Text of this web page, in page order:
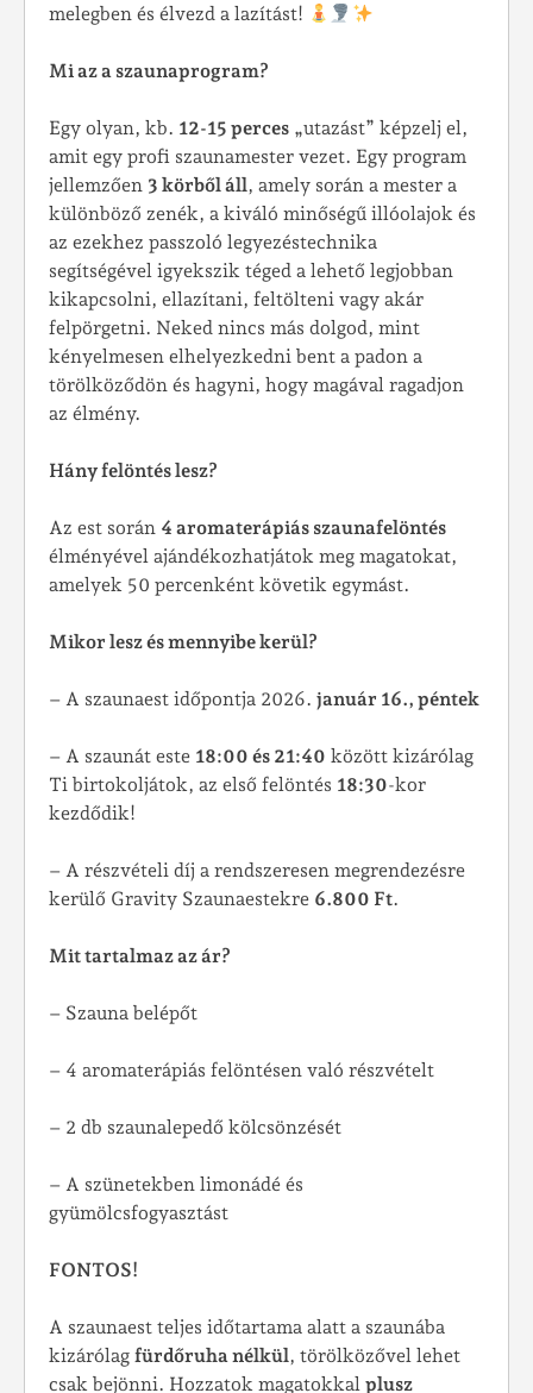
melegben és élvezd a lazítást!
Mi az a szaunaprogram?
Egy olyan, kb. 12-15 perces „utazást” képzelj el,
amit egy profi szaunamester vezet. Egy program
jellemzően 3 körből áll, amely során a mester a
különböző zenék, a kiváló minőségű illóolajok és
az ezekhez passzoló legyezéstechnika
segítségével igyekszik téged a lehető legjobban
kikapcsolni, ellazítani, feltölteni vagy akár
felpörgetni. Neked nincs más dolgod, mint
kényelmesen elhelyezkedni bent a padon a
törölköződön és hagyni, hogy magával ragadjon
az élmény.
Hány felöntés lesz?
Az est során 4 aromaterápiás szaunafelöntés
élményével ajándékozhatjátok meg magatokat,
amelyek 50 percenként követik egymást.
Mikor lesz és mennyibe kerül?
– A szaunaest időpontja 2026. január 16., péntek
– A szaunát este 18:00 és 21:40 között kizárólag
Ti birtokoljátok, az első felöntés 18:30-kor
kezdődik!
– A részvételi díj a rendszeresen megrendezésre
kerülő Gravity Szaunaestekre 6.800 Ft.
Mit tartalmaz az ár?
– Szauna belépőt
– 4 aromaterápiás felöntésen való részvételt
– 2 db szaunalepedő kölcsönzését
– A szünetekben limonádé és
gyümölcsfogyasztást
FONTOS!
A szaunaest teljes időtartama alatt a szaunába
kizárólag fürdőruha nélkül, törölközővel lehet
csak bejönni. Hozzatok magatokkal plusz